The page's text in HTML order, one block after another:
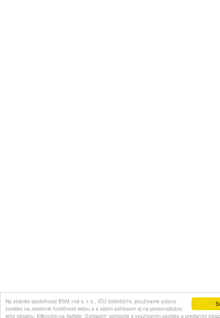
Na stránke spoločnosti BSM 108 s. r. o., IČO 55905374, používame súbory
cookies na zaistenie funkčnosti webu a s vaším súhlasom aj na personalizáciu
jeho obsahu. Kliknutím na tlačidlo „Súhlasím“ súhlasíte s využívaním cookies a predaním